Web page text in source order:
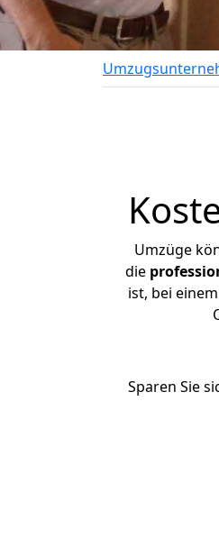
Umzüge
die
ist, bei
Sparen Sie